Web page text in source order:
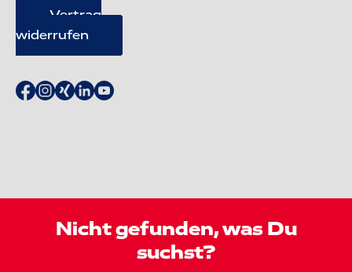
Vertrag
widerrufen
Nicht gefunden, was Du
suchst?